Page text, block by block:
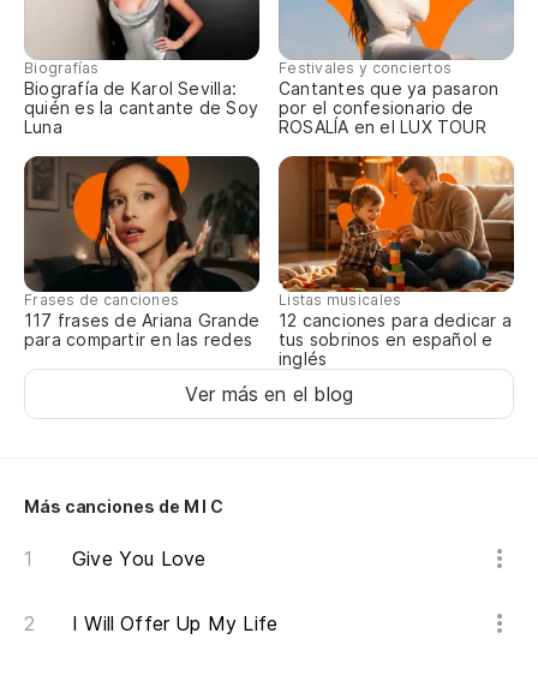
Biografías
Biografía de Karol Sevilla:
quién es la cantante de Soy
Luna
Festivales y conciertos
Cantantes que ya pasaron
por el confesionario de
ROSALÍA en el LUX TOUR
Frases de canciones
117 frases de Ariana Grande
para compartir en las redes
Listas musicales
12 canciones para dedicar a
tus sobrinos en español e
inglés
Ver más en el blog
Más canciones de M I C
Give You Love
I Will Offer Up My Life